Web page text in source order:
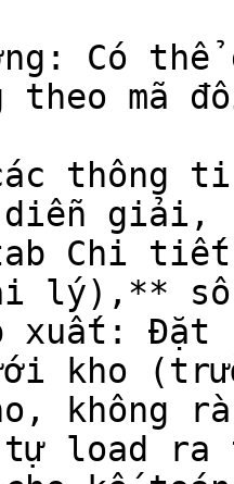
Có
theo mã
thông
giải,
Chi tiết:
lý),**
xuất: Đặt
kho
không
load ra